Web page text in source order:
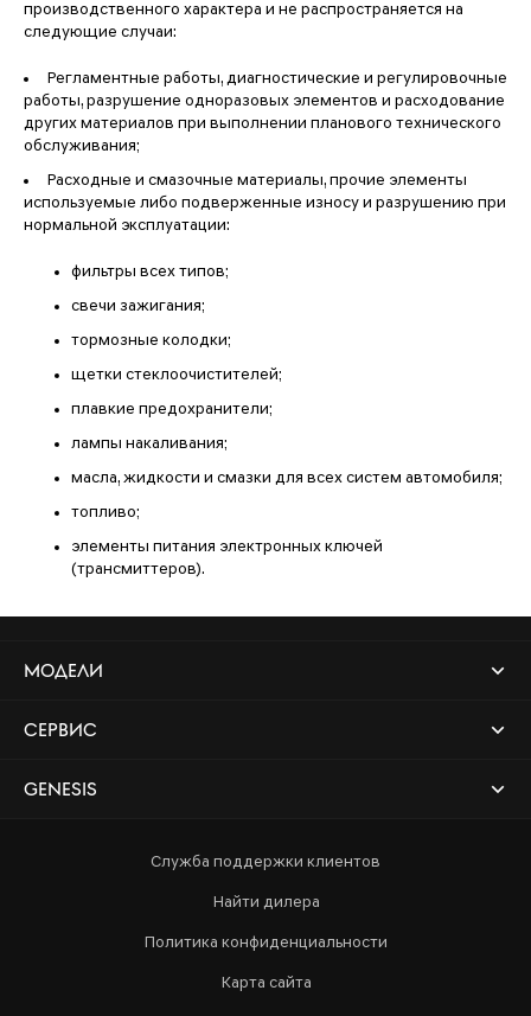
производственного характера и не распространяется на
следующие случаи:
Регламентные работы, диагностические и регулировочные
работы, разрушение одноразовых элементов и расходование
других материалов при выполнении планового технического
обслуживания;
Расходные и смазочные материалы, прочие элементы
используемые либо подверженные износу и разрушению при
нормальной эксплуатации:
фильтры всех типов;
свечи зажигания;
тормозные колодки;
щетки стеклоочистителей;
плавкие предохранители;
лампы накаливания;
масла, жидкости и смазки для всех систем автомобиля;
топливо;
элементы питания электронных ключей
(трансмиттеров).
МОДЕЛИ
СЕРВИС
GENESIS
Служба поддержки клиентов
Найти дилера
Политика конфиденциальности
Карта сайта